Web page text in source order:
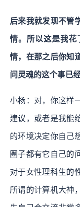
后来我就发现不管
情。所以这是我花
情，在那之后你知
问灵魂的这个事已
小杨：对，你这样
建议，或者是我能
的环境决定你自己
圈子都有它自己的
对于女性理科生的
所谓的计算机大神